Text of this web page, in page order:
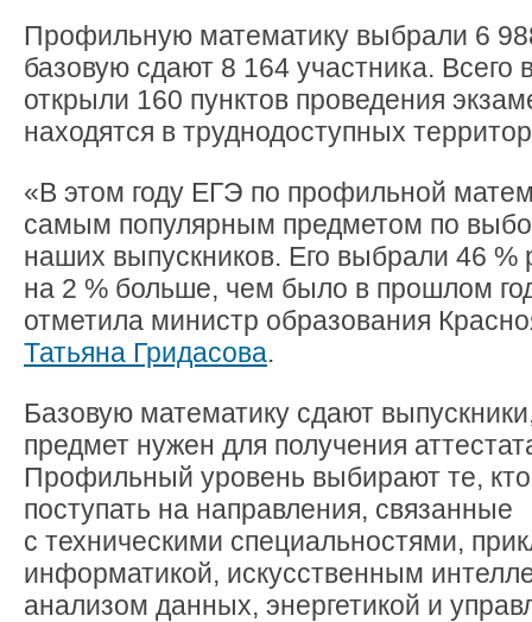
Профильную математику выбрали 6
базовую сдают 8 164 участника. Всего
открыли 160 пунктов проведения
находятся в труднодоступных
«В этом году ЕГЭ по профильной
самым популярным предметом по
наших выпускников. Его выбрали 46 %
на 2 % больше, чем было в прошлом
отметила министр образования
Татьяна Гридасова.
Базовую математику сдают
предмет нужен для получения
Профильный уровень выбирают те,
поступать на направления, связанные
с техническими специальностями,
информатикой, искусственным
анализом данных, энергетикой и